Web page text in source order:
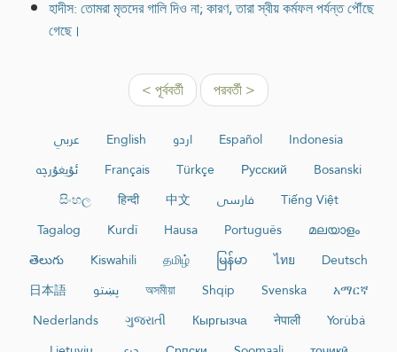
হাদীস: তোমরা মৃতদের গালি দিও না; কারণ, তারা স্বীয় কর্মফল পর্যন্ত পৌঁছে
গেছে।
< পূর্ববর্তী পরবর্তী >
عربي English اردو Español
Indonesia
ئۇيغۇرچە
Français Türkçe Русский
Bosanski
සිංහල
हिन्दी 中文 فارسی
Tiếng Việt
Tagalog
Kurdî Hausa Português
മലയാളം
తెలుగు
Kiswahili தமிழ் မြန်မာ ไทย
Deutsch
日本語
پښتو অসমীয়া Shqip Svenska
አማርኛ
Nederlands
ગુજરાતી Кыргызча नेपाली
Yorùbá